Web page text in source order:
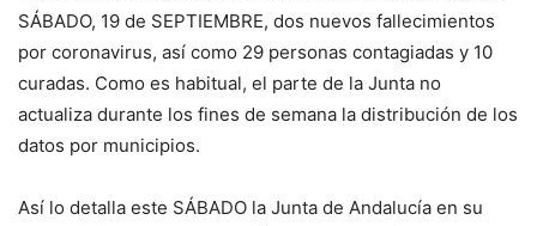
SÁBADO, 19 de SEPTIEMBRE, dos nuevos fallecimientos
por coronavirus, así como 29 personas contagiadas y 10
curadas. Como es habitual, el parte de la Junta no
actualiza durante los fines de semana la distribución de los
datos por municipios.
Así lo detalla este SÁBADO la Junta de Andalucía en su